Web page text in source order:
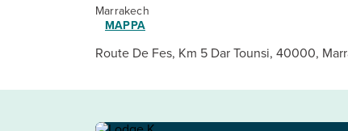
Marrakech
MAPPA
Route De Fes, Km 5 Dar Tounsi, 40000,